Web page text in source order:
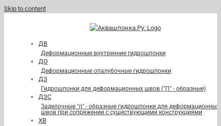
Skip to content
ДВ
Деформационные внутренние гидрошпонки
ДО
Деформационные опалубочные гидрошпонки
ДЗ
Гидрошпонки для деформационных швов ("П" - образные)
ДЗС
Заделочные "п" - образные гидрошпонки для деформационных
швов при сопряжении с существующими конструкциями
ХВ